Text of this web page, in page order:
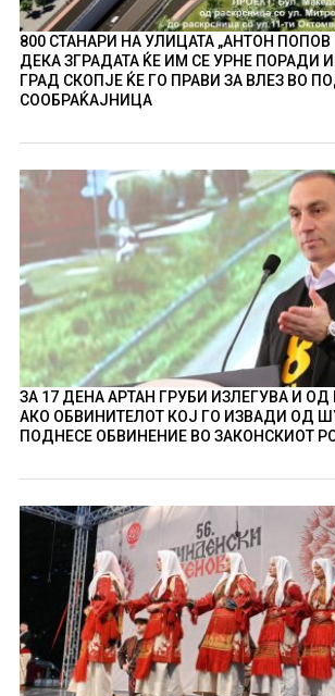
800 СТАНАРИ НА УЛИЦАТА „АНТОН ПОПОВ
ДЕКА ЗГРАДАТА ЌЕ ИМ СЕ УРНЕ ПОРАДИ
ГРАД СКОПЈЕ ЌЕ ГО ПРАВИ ЗА ВЛЕЗ ВО
СООБРАЌАЈНИЦА
ЗА 17 ДЕНА АРТАН ГРУБИ ИЗЛЕГУВА И
АКО ОБВИНИТЕЛОТ КОЈ ГО ИЗВАДИ ОД
ПОДНЕСЕ ОБВИНЕНИЕ ВО ЗАКОНСКИОТ